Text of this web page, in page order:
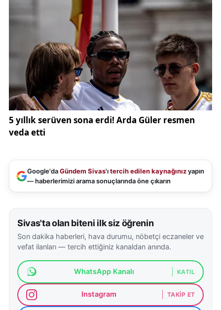
Google'daGündem Sivas'ıtercih edilen kaynağınızyapın
— haberlerimizi arama sonuçlarında öne çıkarın
Sivas'ta olan biteni ilk siz öğrenin
Son dakika haberleri, hava durumu, nöbetçi eczaneler ve
vefat ilanları — tercih ettiğiniz kanaldan anında.
WhatsApp Kanalı KATIL
Instagram TAKIP ET